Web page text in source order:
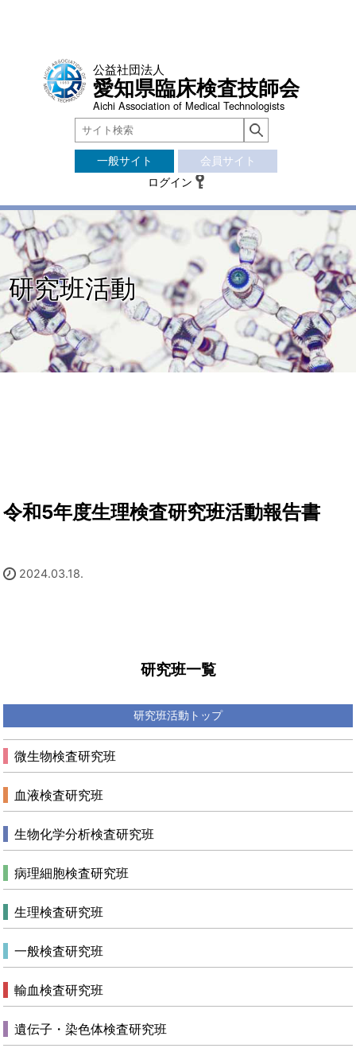
公益社団法人
愛知県臨床検査技師会
Aichi Association of Medical Technologists
一般サイト
会員サイト
ログイン
研究班活動
令和5年度生理検査研究班活動報告書
2024.03.18.
研究班一覧
研究班活動トップ
微生物検査研究班
血液検査研究班
生物化学分析検査研究班
病理細胞検査研究班
生理検査研究班
一般検査研究班
輸血検査研究班
遺伝子・染色体検査研究班